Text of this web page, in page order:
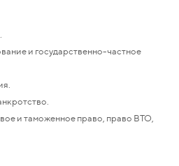
и государственно-частное
и таможенное право, право ВТО,